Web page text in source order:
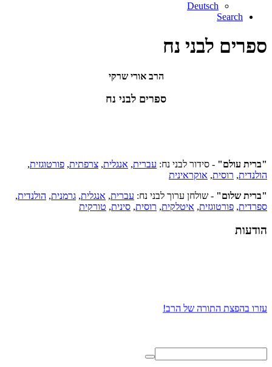
Deutsch
Search
ספרים לבני נח
הרב אורי שרקי
ספרים לבני נח
"ברית עולם" - סידור לבני נח: עברית, אנגלית, צרפתית, פורטוגזית,
הולנדית, רוסית, אוקראינית
"ברית שלום" - שולחן ערוך לבני נח: עברית, אנגלית, גרמנית, הולנדית,
ספרדית, פורטוגזית, איטלקית, רוסית, סינית, טורקית
הודעות
עזרו בהפצת התורה של הרב!